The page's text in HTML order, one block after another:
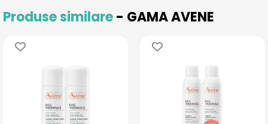
Produse similare- GAMA AVENE